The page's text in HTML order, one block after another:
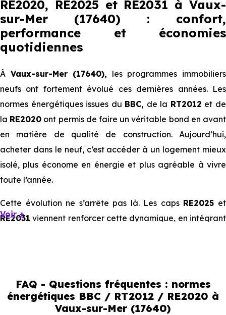
RE2020, RE2025 et RE2031 à Vaux-
sur-Mer (17640) : confort,
performance et économies
quotidiennes
À Vaux-sur-Mer (17640), les programmes immobiliers
neufs ont fortement évolué ces dernières années. Les
normes énergétiques issues du BBC, de la RT2012 et de
la RE2020 ont permis de faire un véritable bond en avant
en matière de qualité de construction. Aujourd’hui,
acheter dans le neuf, c’est accéder à un logement mieux
isolé, plus économe en énergie et plus agréable à vivre
toute l’année.
Cette évolution ne s’arrête pas là. Les caps RE2025 et
RE2031 viennent renforcer cette dynamique, en intégrant
immobilier, en valorisant les biens les plus performants.
En résumé :
Voir +
FAQ - Questions fréquentes : normes
énergétiques BBC / RT2012 / RE2020 à
Vaux-sur-Mer (17640)